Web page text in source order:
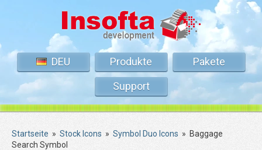
DEU Produkte
Pakete
Support
Startseite » Stock Icons » Symbol Duo Icons » Baggage
Search Symbol